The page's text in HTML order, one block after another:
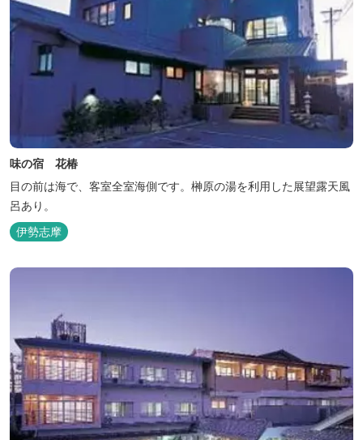
味の宿 花椿
目の前は海で、客室全室海側です。榊原の湯を利用した展望露天風
呂あり。
伊勢志摩